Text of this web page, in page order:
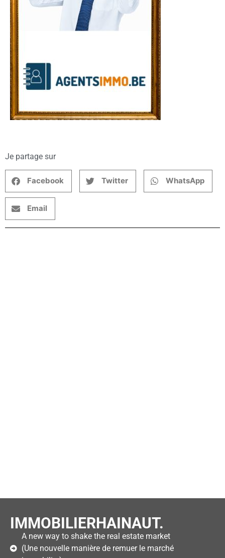
Je partage sur
Facebook Twitter WhatsApp
Email
IMMOBILIERHAINAUT.
A new way to shake the real estate market
(Une nouvelle manière de remuer le marché